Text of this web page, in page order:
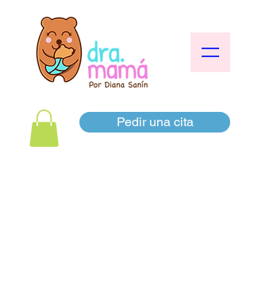
Pedir una cita